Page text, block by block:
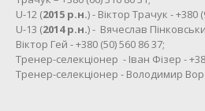
U-12 (2015 р.н.) - Віктор Трачук - +380
U-13 (2014 р.н.) - Вячеслав
Віктор Гей - +380 (50) 560 86 37;
Тренер-селекціонер - Іван Фізер -
Тренер-селекціонер - Володимир